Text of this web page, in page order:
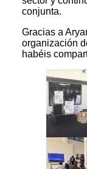
conjunta.
Gracias a
organización
habéis